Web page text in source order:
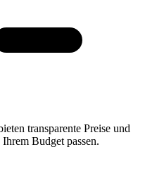
transparente Preise und
Budget passen.